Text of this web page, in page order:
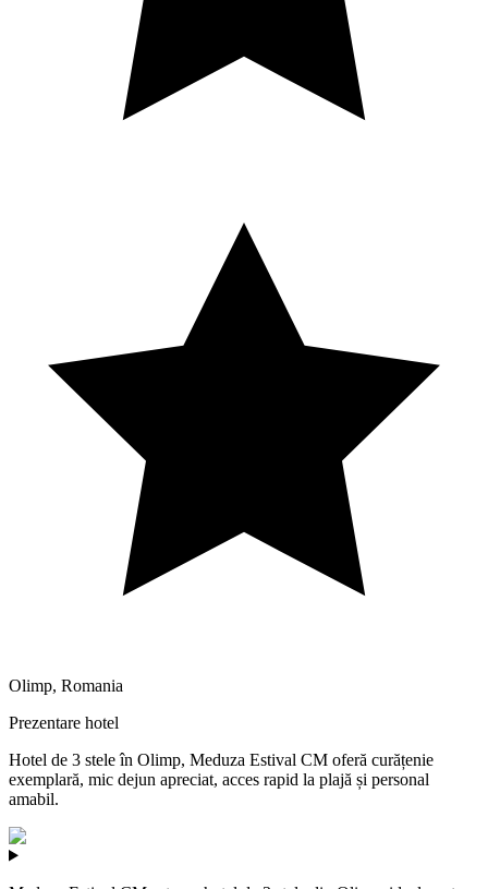
Olimp, Romania
Prezentare hotel
Hotel de 3 stele în Olimp, Meduza Estival CM oferă curățenie
exemplară, mic dejun apreciat, acces rapid la plajă și personal
amabil.